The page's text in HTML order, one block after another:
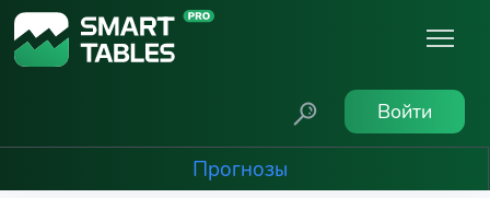
Войти
Прогнозы